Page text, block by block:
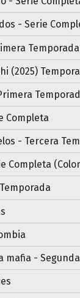
- Serie
Temporada
(2025)
Completa
- Tercera
Completa
mafia -